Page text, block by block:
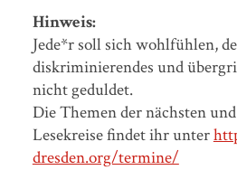
Hinweis:
Jede*r soll sich wohlfühlen,
diskriminierendes und
nicht geduldet.
Die Themen der nächsten
Lesekreise findet ihr unter
dresden.org/termine/